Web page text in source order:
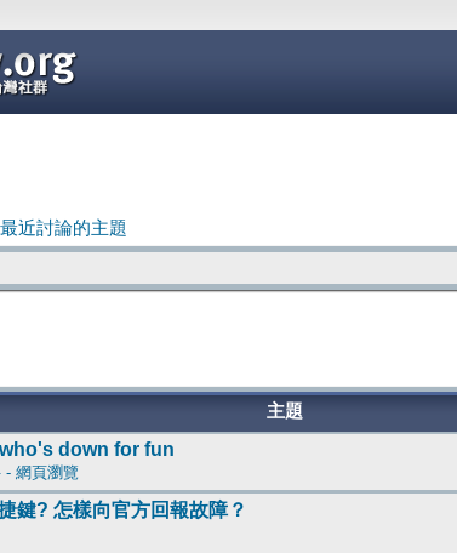
近討論的主題
主題
down for fun
- 網頁瀏覽
鍵? 怎樣向官方回報故障？